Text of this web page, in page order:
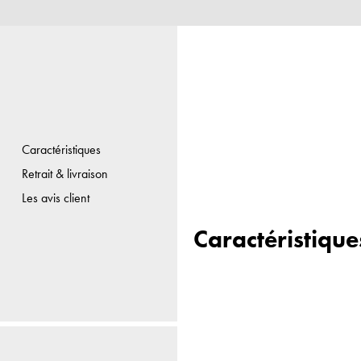
Caractéristiques
Retrait & livraison
Les avis client